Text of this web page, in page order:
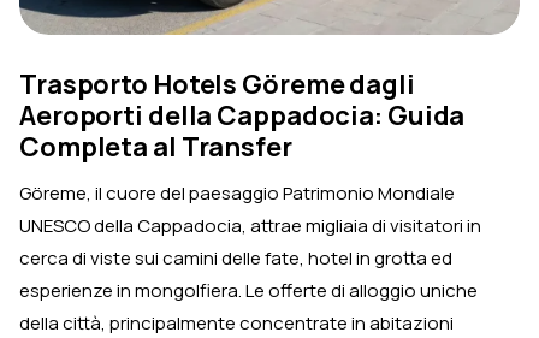
Trasporto Hotels Göreme dagli
Aeroporti della Cappadocia: Guida
Completa al Transfer
Göreme, il cuore del paesaggio Patrimonio Mondiale
UNESCO della Cappadocia, attrae migliaia di visitatori in
cerca di viste sui camini delle fate, hotel in grotta ed
esperienze in mongolfiera. Le offerte di alloggio uniche
della città, principalmente concentrate in abitazioni